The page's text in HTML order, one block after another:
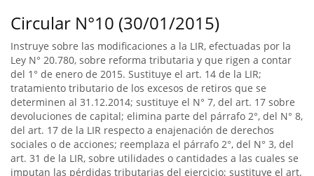
Circular N°10 (30/01/2015)
Instruye sobre las modificaciones a la LIR, efectuadas por la
Ley N° 20.780, sobre reforma tributaria y que rigen a contar
del 1° de enero de 2015. Sustituye el art. 14 de la LIR;
tratamiento tributario de los excesos de retiros que se
determinen al 31.12.2014; sustituye el N° 7, del art. 17 sobre
devoluciones de capital; elimina parte del párrafo 2°, del N° 8,
del art. 17 de la LIR respecto a enajenación de derechos
sociales o de acciones; reemplaza el párrafo 2°, del N° 3, del
art. 31 de la LIR, sobre utilidades o cantidades a las cuales se
imputan las pérdidas tributarias del ejercicio; sustituye el art.